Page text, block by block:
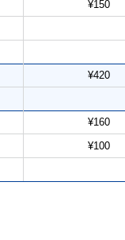
¥150
¥420
¥160
¥100